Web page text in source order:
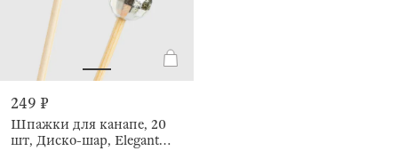
249 ₽
Шпажки для канапе, 20
шт, Диско-шар, Elegant